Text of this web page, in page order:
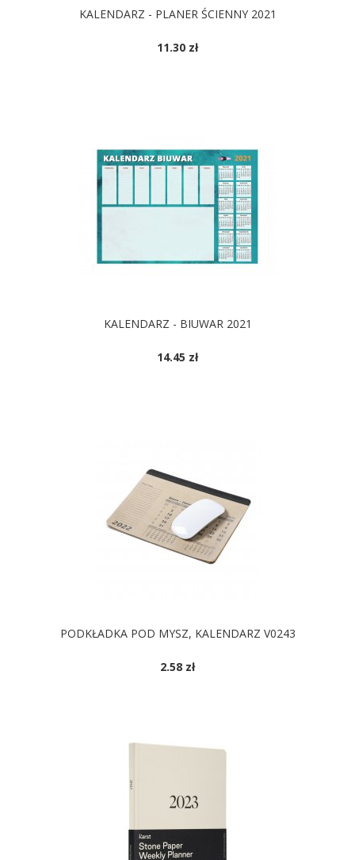
KALENDARZ - PLANER ŚCIENNY 2021
11.30 zł
KALENDARZ - BIUWAR 2021
14.45 zł
PODKŁADKA POD MYSZ, KALENDARZ V0243
2.58 zł